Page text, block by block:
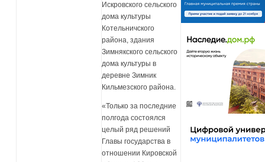
Искровского сельского
дома культуры
Котельничского
района, здания
Зимнякского сельского
дома культуры в
деревне Зимник
Кильмезского района.
«Только за последние
полгода состоялся
целый ряд решений
Главы государства в
отношении Кировской